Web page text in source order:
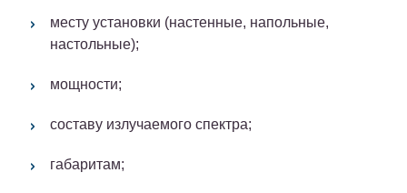
месту установки (настенные, напольные,
настольные);
мощности;
составу излучаемого спектра;
габаритам;